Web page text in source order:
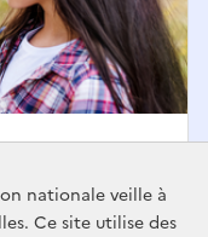
nationale veille à
Ce site utilise des
et